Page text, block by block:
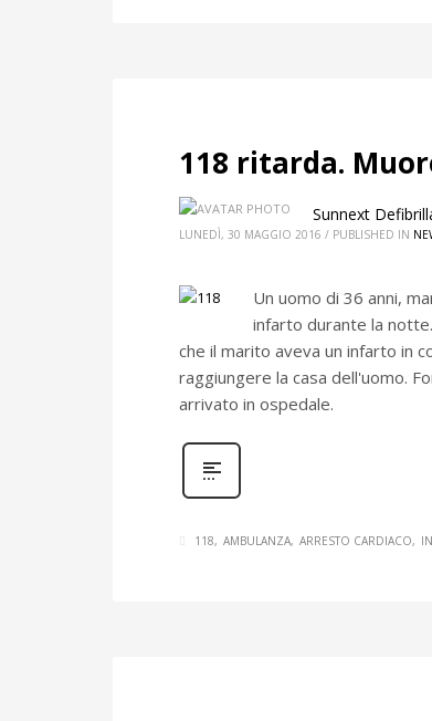
118 ritarda.
Sunnext
LUNEDÌ, 30 MAGGIO 2016 / PUBLISHED IN
Un uomo di 36 anni,
infarto durante la
che il marito aveva un infarto in
raggiungere la casa dell'uomo.
arrivato in ospedale.
118 AMBULANZA ARRESTO CARDIACO